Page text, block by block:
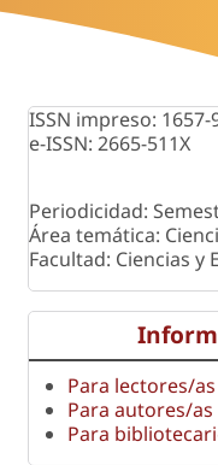
ISSN impreso: 1657-
e-ISSN: 2665-511X
Periodicidad:
Área temática:
Facultad: Ciencias y
Para lectores/as
Para autores/as
Para